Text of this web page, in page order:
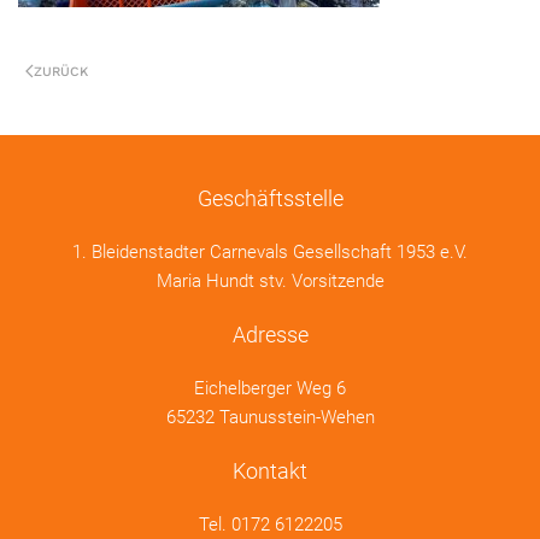
ZURÜCK
Geschäftsstelle
1. Bleidenstadter Carnevals Gesellschaft 1953 e.V.
Maria Hundt stv. Vorsitzende
Adresse
Eichelberger Weg 6
65232 Taunusstein-Wehen
Kontakt
Tel. 0172 6122205